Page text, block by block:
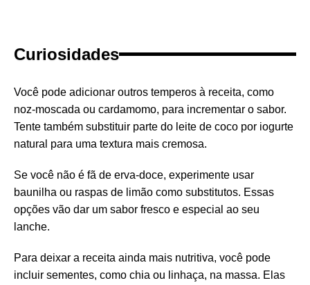
Curiosidades
Você pode adicionar outros temperos à receita, como
noz-moscada ou cardamomo, para incrementar o sabor.
Tente também substituir parte do leite de coco por iogurte
natural para uma textura mais cremosa.
Se você não é fã de erva-doce, experimente usar
baunilha ou raspas de limão como substitutos. Essas
opções vão dar um sabor fresco e especial ao seu
lanche.
Para deixar a receita ainda mais nutritiva, você pode
incluir sementes, como chia ou linhaça, na massa. Elas